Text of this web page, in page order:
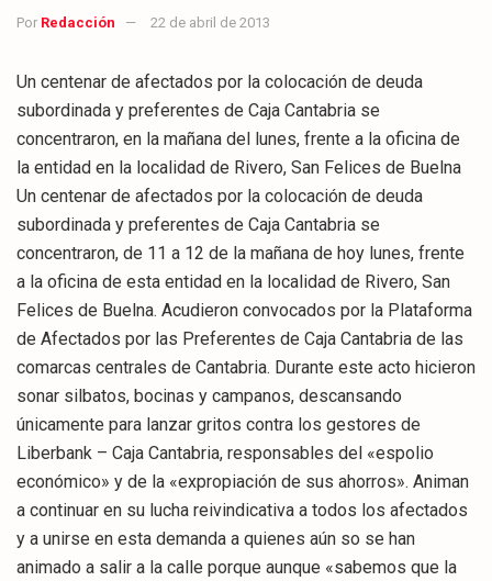
Por Redacción 22 de abril de 2013
Un centenar de afectados por la colocación de deuda
subordinada y preferentes de Caja Cantabria se
concentraron, en la mañana del lunes, frente a la oficina de
la entidad en la localidad de Rivero, San Felices de Buelna
Un centenar de afectados por la colocación de deuda
subordinada y preferentes de Caja Cantabria se
concentraron, de 11 a 12 de la mañana de hoy lunes, frente
a la oficina de esta entidad en la localidad de Rivero, San
Felices de Buelna. Acudieron convocados por la Plataforma
de Afectados por las Preferentes de Caja Cantabria de las
comarcas centrales de Cantabria. Durante este acto hicieron
sonar silbatos, bocinas y campanos, descansando
únicamente para lanzar gritos contra los gestores de
Liberbank – Caja Cantabria, responsables del «espolio
económico» y de la «expropiación de sus ahorros». Animan
a continuar en su lucha reivindicativa a todos los afectados
y a unirse en esta demanda a quienes aún so se han
animado a salir a la calle porque aunque «sabemos que la